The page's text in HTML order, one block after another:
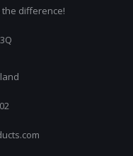
difference!